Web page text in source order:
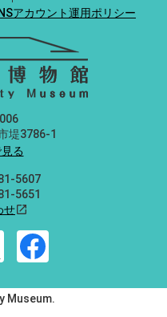
アカウント運用ポリシー
堤3786-1
る
5607
5651
せopen_in_new
Museum.